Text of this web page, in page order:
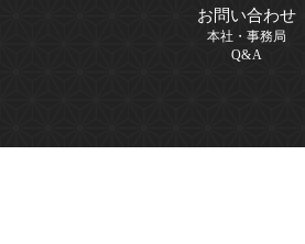
お問い合わせ
本社・事務局
Q&A